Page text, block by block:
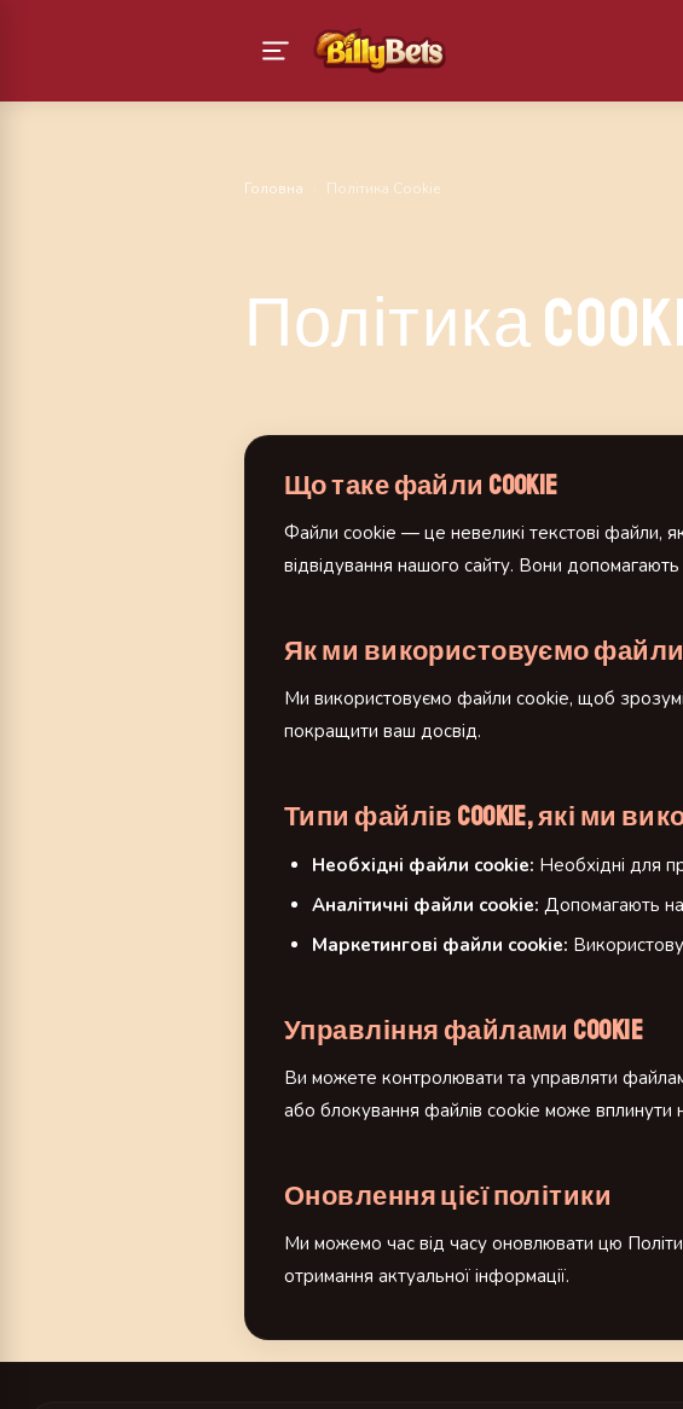
Головна Політика Cookie
Політика
Що таке файли cookie
Файли cookie — це невеликі текстові файли,
відвідування нашого сайту. Вони
Як ми використовуємо файли
Ми використовуємо файли cookie, щоб
покращити ваш досвід.
Типи файлів cookie, які ми
Необхідні файли cookie: Необхідні для
Аналітичні файли cookie: Допомагають
Маркетингові файли cookie:
Управління файлами cookie
Ви можете контролювати та управляти
або блокування файлів cookie може вплинути
Оновлення цієї політики
Ми можемо час від часу оновлювати цю
отримання актуальної інформації.